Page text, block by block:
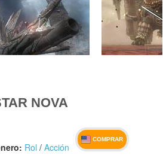
NOVA
Rol / Acción
COMPRAR